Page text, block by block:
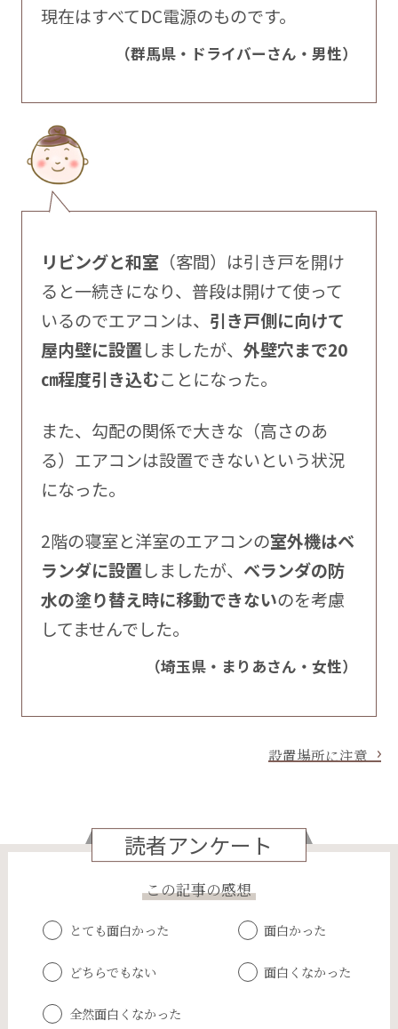
現在はすべてDC電源のものです。
（群馬県・ドライバーさん・男性）
リビングと和室 （客間）は引き戸を開け
ると一続きになり、普段は開けて使って
いるのでエアコンは、 引き戸側に向けて
屋内壁に設置しましたが、 外壁穴まで20
㎝程度引き込むことになった。
また、勾配の関係で大きな（高さのあ
る）エアコンは設置できないという状況
になった。
2階の寝室と洋室のエアコンの室外機はベ
ランダに設置しましたが、 ベランダの防
水の塗り替え時に移動できないのを考慮
してませんでした。
（埼玉県・まりあさん・女性）
設置場所に注意
読者アンケート
この記事の感想
とても面白かった 面白かった
どちらでもない 面白くなかった
全然面白くなかった